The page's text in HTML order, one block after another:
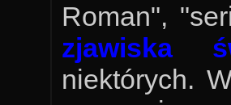
Roman",
zjawiska
niektórych.